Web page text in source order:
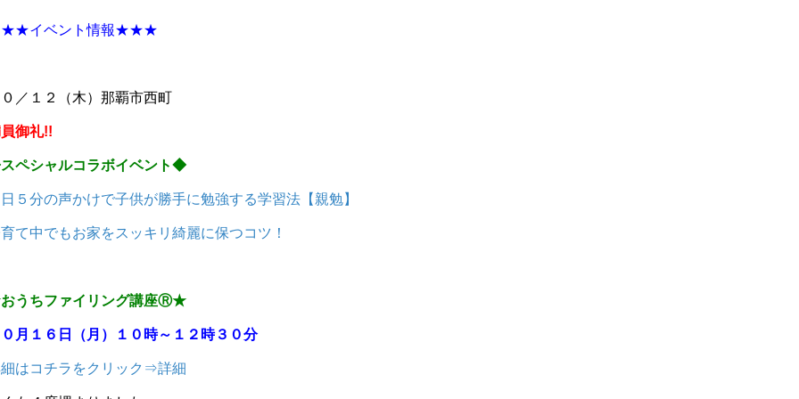
イベント情報★★★
／１２（木）那覇市西町
御礼!!
ペシャルコラボイベント◆
５分の声かけで子供が勝手に勉強する学習法【親勉】
て中でもお家をスッキリ綺麗に保つコツ！
うちファイリング講座Ⓡ★
月１６日（月）１０時～１２時３０分
はコチラをクリック⇒詳細